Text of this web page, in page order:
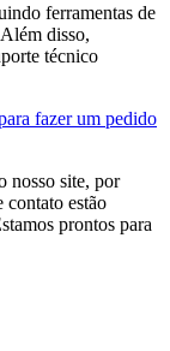
ferramentas de
disso,
técnico
fazer um pedido
nosso site, por
contato estão
prontos para